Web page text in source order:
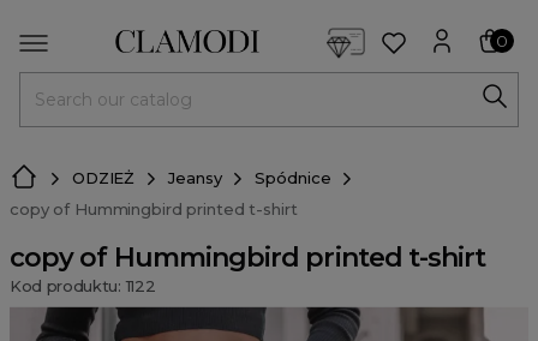
0
ODZIEŻ Jeansy
Spódnice
copy of Hummingbird printed t-shirt
copy of Hummingbird printed t-shirt
Kod produktu: 1122